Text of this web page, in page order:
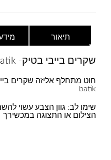
תיאור
שקרים בייבי בטיק- Alize sekerim bebe batik
batik
שימו לב: גוון הצבע עשוי
הצילום או התצוגה במכשירך